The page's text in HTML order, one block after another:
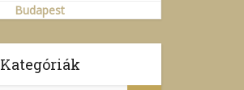
Budapest
Kategóriák